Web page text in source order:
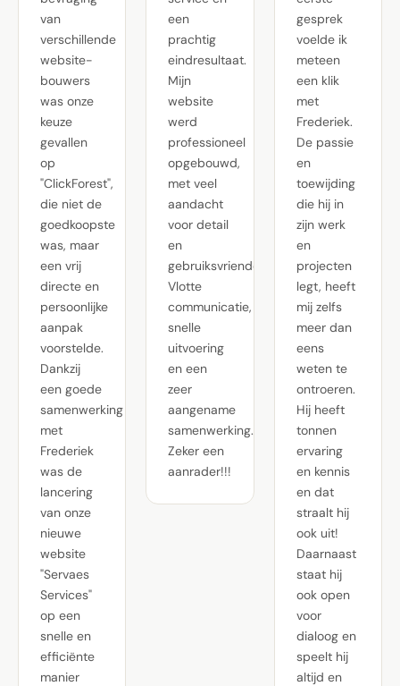
van
verschillende
website-
bouwers
was onze
keuze
gevallen
op
"ClickForest",
die niet de
goedkoopste
was, maar
een vrij
directe en
persoonlijke
aanpak
voorstelde.
Dankzij
een goede
samenwerking
met
Frederiek
was de
lancering
van onze
nieuwe
website
"Servaes
Services"
op een
snelle en
efficiënte
manier
een
prachtig
eindresultaat.
Mijn
website
werd
professioneel
opgebouwd,
met veel
aandacht
voor detail
en
gebruiksvriendelijkheid.
Vlotte
communicatie,
snelle
uitvoering
en een
zeer
aangename
samenwerking.
Zeker een
aanrader!!!
gesprek
voelde ik
meteen
een klik
met
Frederiek.
De passie
en
toewijding
die hij in
zijn werk
en
projecten
legt, heeft
mij zelfs
meer dan
eens
weten te
ontroeren.
Hij heeft
tonnen
ervaring
en kennis
en dat
straalt hij
ook uit!
Daarnaast
staat hij
ook open
voor
dialoog en
speelt hij
altijd en